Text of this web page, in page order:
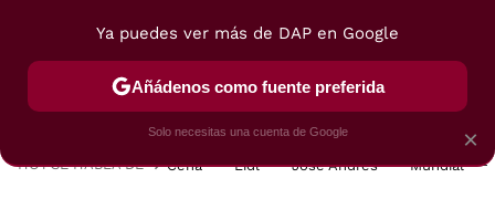
POSTRES VIAJES SELECCIÓN VEGUI
HOY SE HABLA DE Cena Lidl José Andrés Mundial
×
Ya puedes ver más de DAP en Google
Añádenos como fuente preferida
Solo necesitas una cuenta de Google